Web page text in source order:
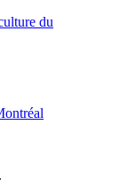
du